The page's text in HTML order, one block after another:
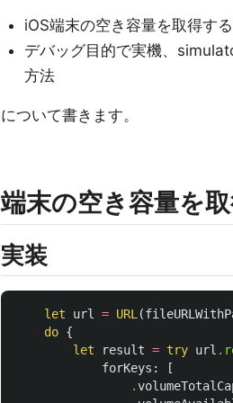
iOS端末の空き容量を取得す
デバッグ目的で実機、
方法
について書きます。
端末の空き容量を
実装
let url = URL (
do {
let
result = try url .
forKeys :
[
.